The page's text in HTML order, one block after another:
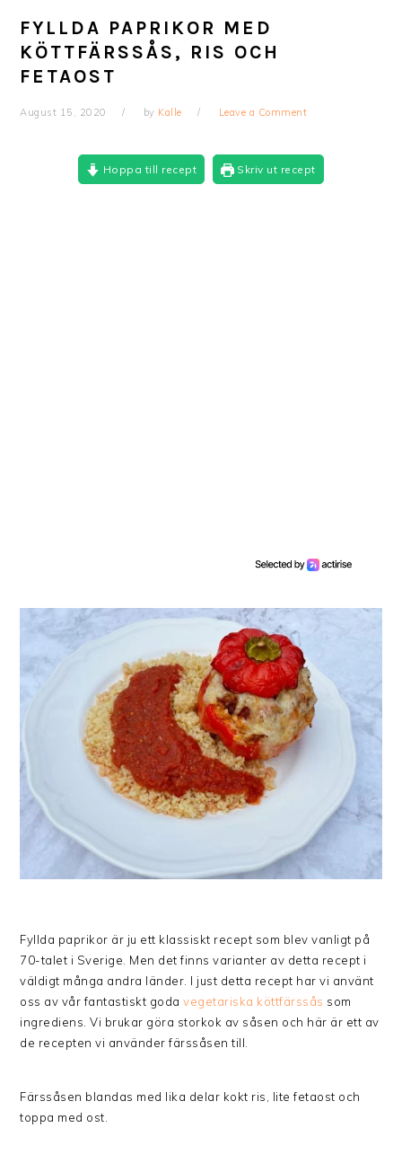
FYLLDA PAPRIKOR MED
KÖTTFÄRSSÅS, RIS OCH
FETAOST
August 15, 2020 by Kalle Leave a Comment
Hoppa till recept Skriv ut recept
Fyllda paprikor är ju ett klassiskt recept som blev vanligt på
70-talet i Sverige. Men det finns varianter av detta recept i
väldigt många andra länder. I just detta recept har vi använt
oss av vår fantastiskt godavegetariska köttfärssås som
ingrediens. Vi brukar göra storkok av såsen och här är ett av
de recepten vi använder färssåsen till.
Färssåsen blandas med lika delar kokt ris, lite fetaost och
toppa med ost.